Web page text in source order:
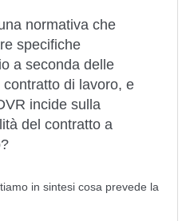
normativa che
specifiche
a seconda delle
di lavoro, e
incide sulla
del contratto a
in sintesi cosa prevede la